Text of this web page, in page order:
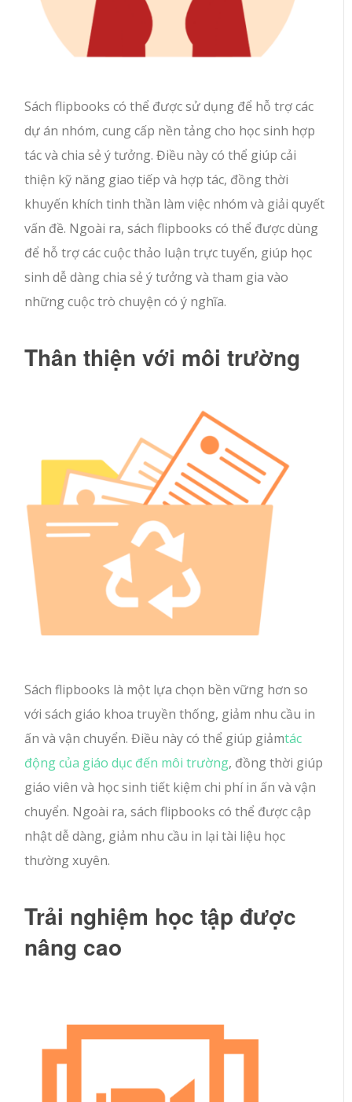
Sách flipbooks có thể được sử dụng để hỗ trợ các
dự án nhóm, cung cấp nền tảng cho học sinh hợp
tác và chia sẻ ý tưởng. Điều này có thể giúp cải
thiện kỹ năng giao tiếp và hợp tác, đồng thời
khuyến khích tinh thần làm việc nhóm và giải quyết
vấn đề. Ngoài ra, sách flipbooks có thể được dùng
để hỗ trợ các cuộc thảo luận trực tuyến, giúp học
sinh dễ dàng chia sẻ ý tưởng và tham gia vào
những cuộc trò chuyện có ý nghĩa.
Thân thiện với môi trường
Sách flipbooks là một lựa chọn bền vững hơn so
với sách giáo khoa truyền thống, giảm nhu cầu in
ấn và vận chuyển. Điều này có thể giúp giảmtác
động của giáo dục đến môi trường, đồng thời giúp
giáo viên và học sinh tiết kiệm chi phí in ấn và vận
chuyển. Ngoài ra, sách flipbooks có thể được cập
nhật dễ dàng, giảm nhu cầu in lại tài liệu học
thường xuyên.
Trải nghiệm học tập được
nâng cao